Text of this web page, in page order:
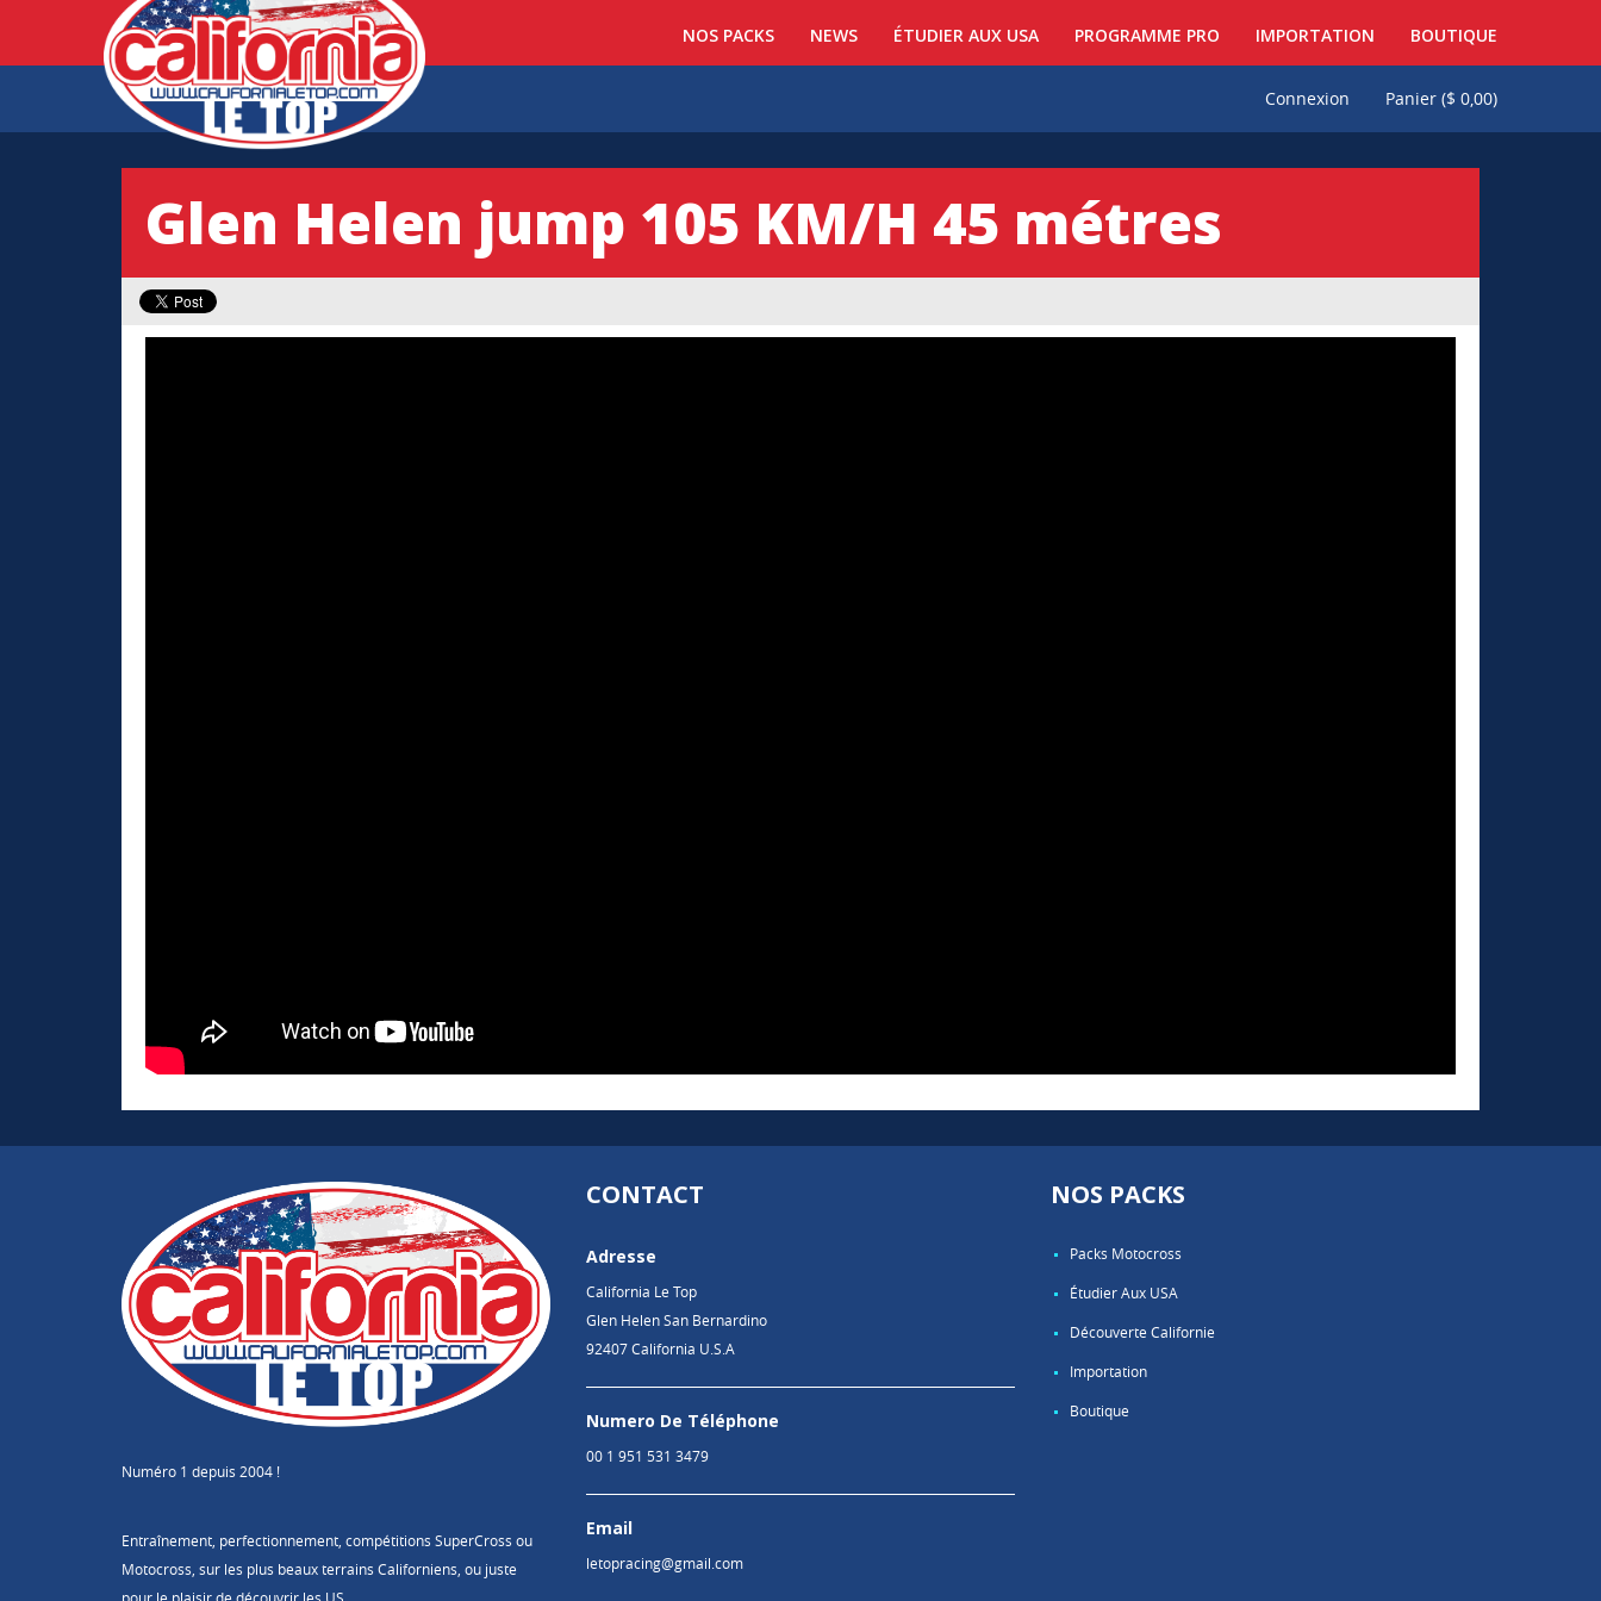
NOS PACKS NEWS ÉTUDIER AUX USA PROGRAMME PRO IMPORTATION BOUTIQUE
Connexion Panier ($ 0,00)
Glen Helen jump 105 KM/H 45 métres
Numéro 1 depuis 2004 !
Entraînement, perfectionnement, compétitions SuperCross ou
Motocross, sur les plus beaux terrains Californiens, ou juste
CONTACT
Adresse
California Le Top
Glen Helen San Bernardino
92407 California U.S.A
Numero De Téléphone
00 1 951 531 3479
Email
letopracing@gmail.com
NOS PACKS
Packs Motocross
Étudier Aux USA
Découverte Californie
Importation
Boutique